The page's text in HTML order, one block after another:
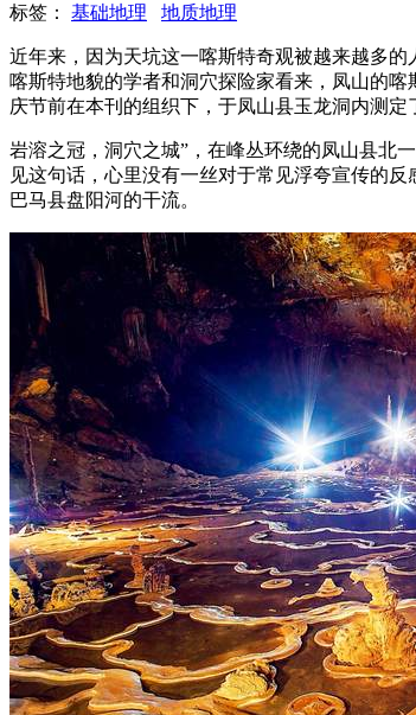
标签： 基础地理 地质地理
近年来，因为天坑这一喀斯特奇观被越来越多
喀斯特地貌的学者和洞穴探险家看来，凤山的
庆节前在本刊的组织下，于凤山县玉龙洞内测
岩溶之冠，洞穴之城”，在峰丛环绕的凤山县北
见这句话，心里没有一丝对于常见浮夸宣传的
巴马县盘阳河的干流。